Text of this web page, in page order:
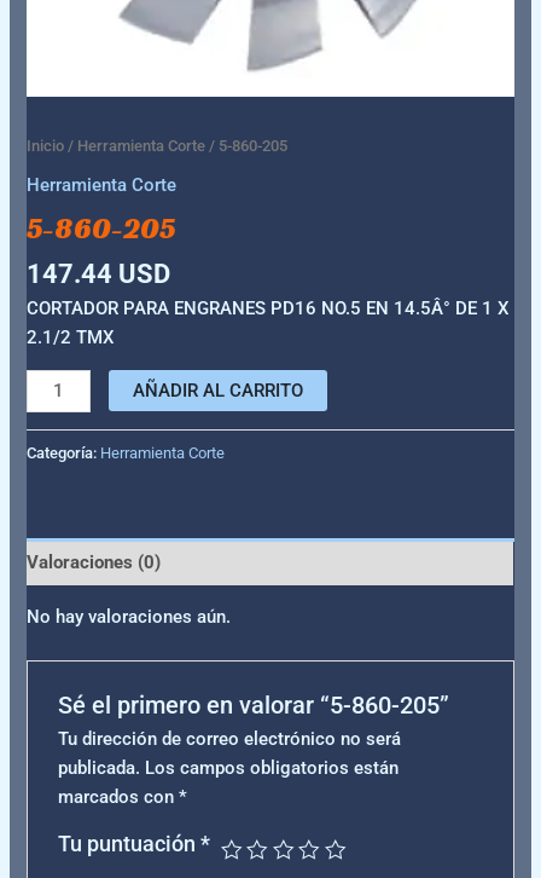
Inicio / Herramienta Corte / 5-860-205
Herramienta Corte
5-860-205
147.44 USD
CORTADOR PARA ENGRANES PD16 NO.5 EN 14.5Â° DE 1 X
2.1/2 TMX
AÑADIR AL CARRITO
Categoría: Herramienta Corte
Valoraciones (0)
No hay valoraciones aún.
Sé el primero en valorar “5-860-205”
Tu dirección de correo electrónico no será
publicada. Los campos obligatorios están
marcados con *
Tu puntuación *